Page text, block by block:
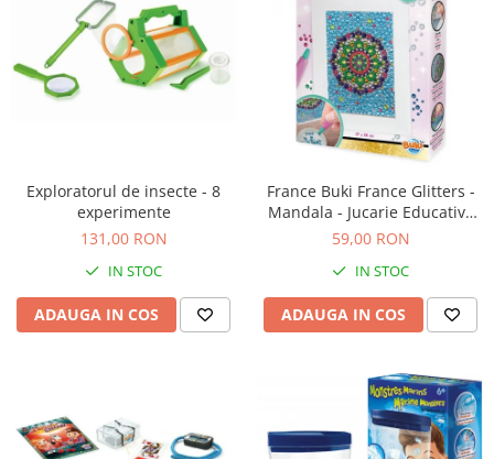
Jucarii de sortat
Jucarii muzicale bebelusi
Puzzle bebelusi
Exploratorul de insecte - 8
experimente
131,00 RON
IN STOC
ADAUGA IN COS
France Buki France Glitters -
Mandala - Jucarie Educativa
de inalta calitate pentru copii
59,00 RON
IN STOC
ADAUGA IN COS